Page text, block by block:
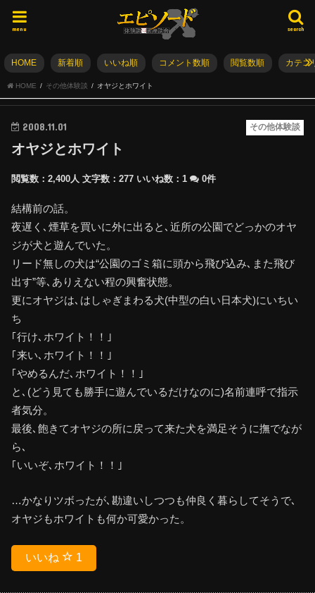
search
menu
HOME 新着順 いいね順 コメント数順 閲覧数順 カテゴ
HOME その他体験談 オヤジとホワイト
その他体験談
2008.11.01
オヤジとホワイト
閲覧数：2,400人 文字数：277 いいね数： 1 0件
結構前の話。
夜遅く､煙草を買いに外に出ると､近所の公園でどっかのオヤ
ジが犬と遊んでいた。
リード無しの犬は“公園のゴミ箱に頭から飛び込み､また飛び
出す”等､ありえない程の興奮状態。
更にオヤジは､はしゃぎまわる犬(中型の白い日本犬)にいちい
ち
｢行け､ホワイト！！｣
｢来い､ホワイト！！｣
｢やめるんだ､ホワイト！！｣
と､(どう見ても勝手に遊んでいるだけなのに)名前連呼で指示
者気分。
最後､飽きてオヤジの所に戻って来た犬を満足そうに撫でなが
ら､
｢いいぞ､ホワイト！！｣
…かなりツボったが､勘違いしつつも仲良く暮らしてそうで､
オヤジもホワイトも何か可愛かった。
いいね 1